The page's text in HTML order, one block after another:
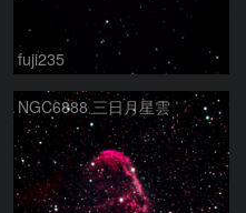
fuji235
NGC6888 三日月星雲